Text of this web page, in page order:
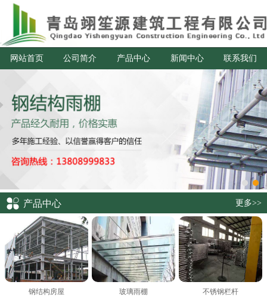
网站首页 公司简介 产品中心 新闻中心 联系我们
产品中心 更多>>
钢结构房屋 玻璃雨棚 不锈钢栏杆